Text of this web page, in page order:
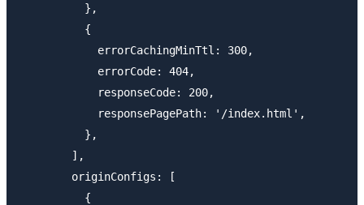
          },
          {
            errorCachingMinTtl: 300,
            errorCode: 404,
            responseCode: 200,
            responsePagePath: '/index.html',
          },
        ],
        originConfigs: [
          {